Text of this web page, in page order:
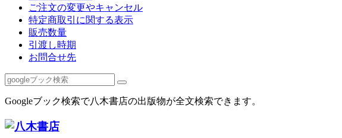
ご注文の変更やキャンセル
特定商取引に関する表示
販売数量
引渡し時期
お問合せ先
Googleブック検索で八木書店の出版物が全文検索できます。